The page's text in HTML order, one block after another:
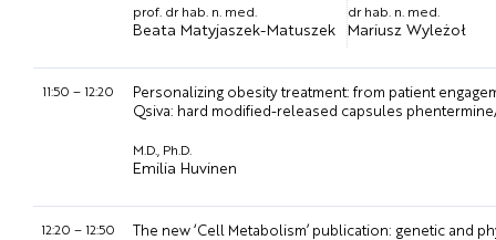
prof. dr hab. n. med.
Beata Matyjaszek-Matuszek
dr hab. n. med.
Mariusz Wyleżoł
11:50 – 12:20
Personalizing obesity treatment: from patient
Qsiva: hard modified-released capsules
M.D., Ph.D.
Emilia Huvinen
12:20 – 12:50 The new ‘Cell Metabolism’ publication: genetic and